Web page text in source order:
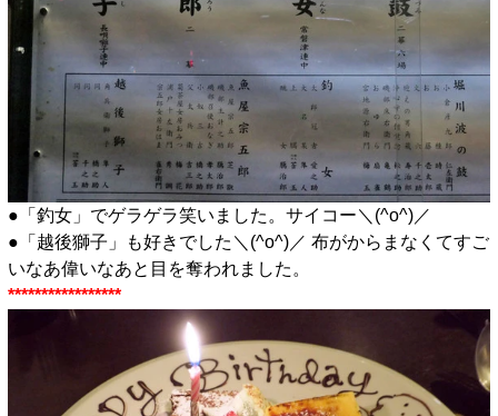
●「釣女」でゲラゲラ笑いました。サイコー＼(^o^)／
●「越後獅子」も好きでした＼(^o^)／ 布がからまなくてすご
いなあ偉いなあと目を奪われました。
*****************